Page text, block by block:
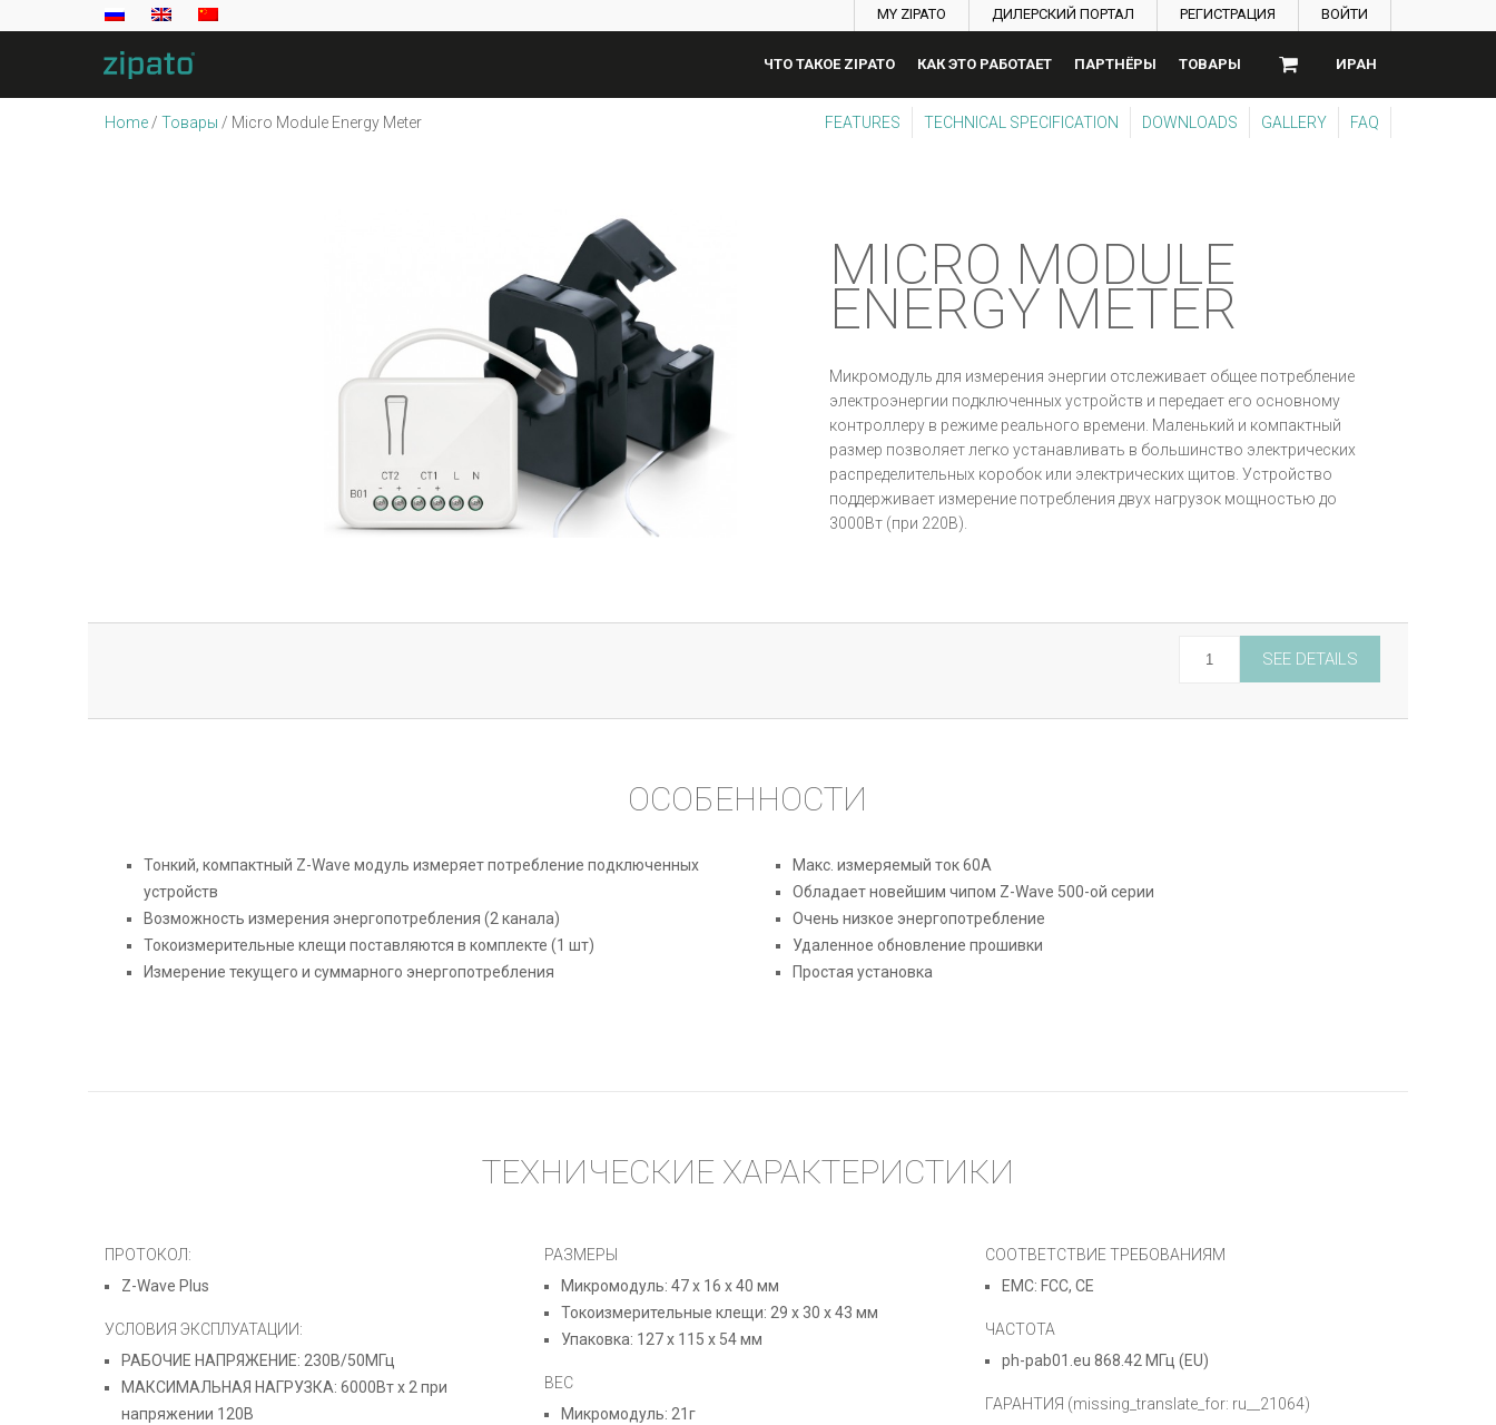
MY ZIPATO ДИЛЕРСКИЙ ПОРТАЛ РЕГИСТРАЦИЯ ВОЙТИ
ЧТО ТАКОЕ ZIPATO КАК ЭТО РАБОТАЕТ ПАРТНЁРЫ ТОВАРЫ ИРАН
Home/ Товары / Micro Module Energy Meter FEATURES TECHNICAL SPECIFICATION DOWNLOADS GALLERY FAQ
MICRO MODULE
ENERGY METER
Микромодуль для измерения энергии отслеживает общее потребление
электроэнергии подключенных устройств и передает его основному
контроллеру в режиме реального времени. Маленький и компактный
размер позволяет легко устанавливать в большинство электрических
распределительных коробок или электрических щитов. Устройство
поддерживает измерение потребления двух нагрузок мощностью до
3000Вт (при 220В).
Micro
Meter
SEE DETAILS
ОСОБЕННОСТИ
Тонкий, компактный Z-Wave модуль измеряет потребление подключенных
устройств
Возможность измерения энергопотребления (2 канала)
Токоизмерительные клещи поставляются в комплекте (1 шт)
Измерение текущего и суммарного энергопотребления
Макс. измеряемый ток 60А
Обладает новейшим чипом Z-Wave 500-ой серии
Очень низкое энергопотребление
Удаленное обновление прошивки
Простая установка
ТЕХНИЧЕСКИЕ ХАРАКТЕРИСТИКИ
ПРОТОКОЛ:
Z-Wave Plus
УСЛОВИЯ ЭКСПЛУАТАЦИИ:
РАБОЧИЕ НАПРЯЖЕНИЕ: 230В/50МГц
МАКСИМАЛЬНАЯ НАГРУЗКА: 6000Вт x 2 при
напряжении 120В
РАЗМЕРЫ
Микромодуль: 47 x 16 x 40 мм
Токоизмерительные клещи: 29 x 30 x 43 мм
Упаковка: 127 x 115 x 54 мм
ВЕС
Микромодуль: 21г
СООТВЕТСТВИЕ ТРЕБОВАНИЯМ
EMC: FCC, CE
ЧАСТОТА
ph-pab01.eu 868.42 МГц (EU)
ГАРАНТИЯ (missing_translate_for: ru__21064)